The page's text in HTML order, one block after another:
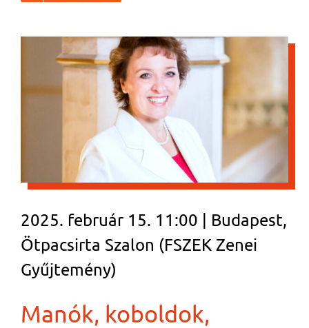
2025. február 15. 11:00 | Budapest,
Ötpacsirta Szalon (FSZEK Zenei
Gyűjtemény)
Manók, koboldok,